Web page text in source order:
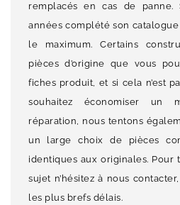
remplacés en cas de panne.
années complété son
le maximum. Certains
pièces d’origine que vous
fiches produit, et si cela n’est
souhaitez économiser un
réparation, nous tentons
un large choix de pièces
identiques aux originales.
sujet n’hésitez à nous
les plus brefs délais.